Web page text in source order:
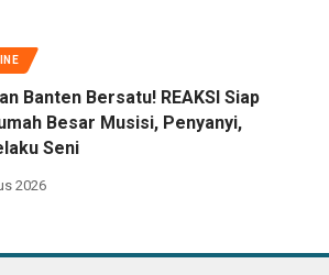
Banten Bersatu! REAKSI Siap
Besar Musisi, Penyanyi,
Seni
2026